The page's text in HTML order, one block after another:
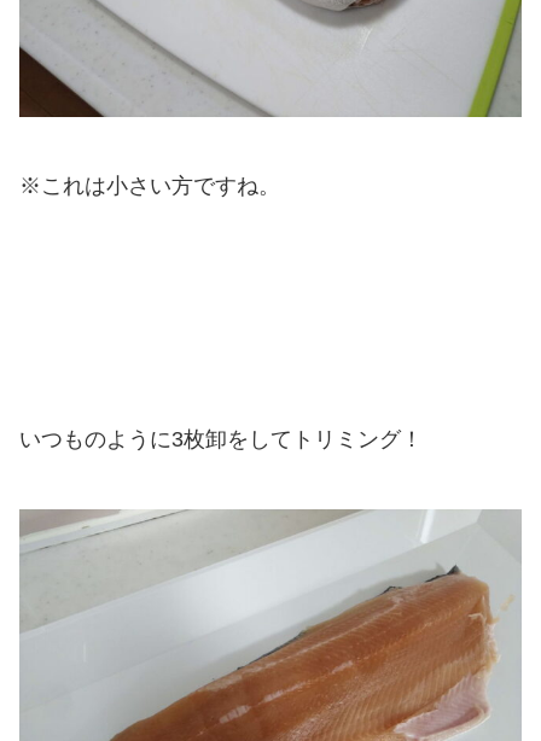
※これは小さい方ですね。
いつものように3枚卸をしてトリミング！